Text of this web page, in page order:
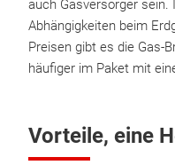
auch Gasversorger sein.
Abhängigkeiten beim
Preisen gibt es die Gas-
häufiger im Paket mit
Vorteile, eine